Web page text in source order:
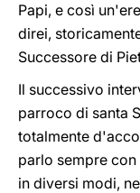
Papi, e così
direi,
Successore di
Il successivo
parroco di santa
totalmente
parlo sempre
in diversi modi,